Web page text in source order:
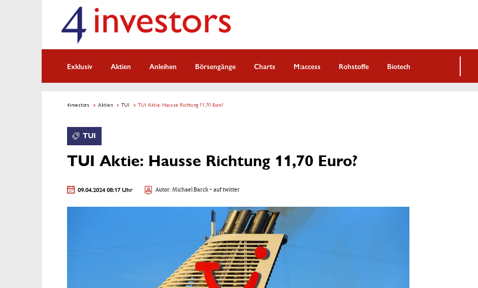
Exklusiv Aktien Anleihen Börsengänge Charts M:access Rohstoffe Biotech
4investors Aktien TUI TUI Aktie: Hausse Richtung 11,70 Euro?
TUI
TUI Aktie: Hausse Richtung 11,70 Euro?
09.04.2024 08:17 Uhr Autor:Michael Barck- auf twitter